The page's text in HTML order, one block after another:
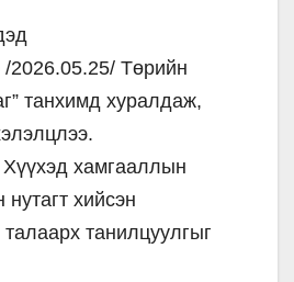
2026.05.25/ Төрийн
танхимд хуралдаж,
хамгааллын
нутагт хийсэн
танилцуулгыг